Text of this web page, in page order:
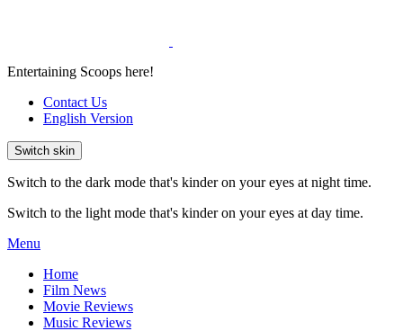
Entertaining Scoops here!
Contact Us
English Version
Switch skin
Switch to the dark mode that's kinder on your eyes at night time.
Switch to the light mode that's kinder on your eyes at day time.
Menu
Home
Film News
Movie Reviews
Music Reviews